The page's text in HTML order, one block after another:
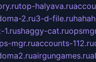
top-halyava.ru
2.ru3-d-file.ru
1.rushaggy-cat.ru
mgr.ruaccounts-112.ru
airgungames.ru